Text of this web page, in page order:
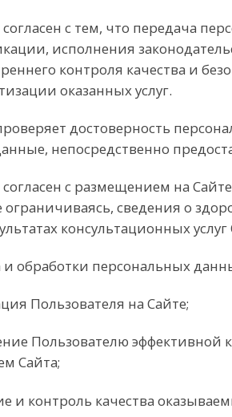
согласен с тем, что передача
исполнения
контроля качества и
оказанных услуг.
достоверность
непосредственно
с размещением на
ограничиваясь, сведения о
консультационных
обработки персональных
Пользователя на Сайте;
Пользователю
Сайта;
и контроль качества